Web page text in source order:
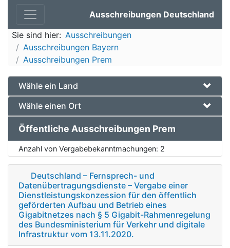
Ausschreibungen Deutschland
Sie sind hier: Ausschreibungen
Ausschreibungen Bayern
Ausschreibungen Prem
Wähle ein Land
Wähle einen Ort
Öffentliche Ausschreibungen Prem
Anzahl von Vergabebekanntmachungen: 2
Deutschland – Fernsprech- und
Datenübertragungsdienste – Vergabe einer
Dienstleistungskonzession für den öffentlich
geförderten Aufbau und Betrieb eines
Gigabitnetzes nach § 5 Gigabit-Rahmenregelung
des Bundesministerium für Verkehr und digitale
Infrastruktur vom 13.11.2020.